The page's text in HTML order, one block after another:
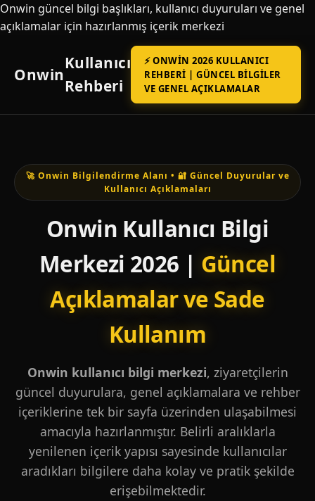
Onwin güncel bilgi başlıkları, kullanıcı duyuruları ve genel
açıklamalar için hazırlanmış içerik merkezi
Onwin
Kullanıcı
Rehberi
⚡ ONWIN 2026 KULLANICI
REHBERI | GÜNCEL BILGILER
VE GENEL AÇIKLAMALAR
🚀 Onwin Bilgilendirme Alanı • 🔐 Güncel Duyurular ve
Kullanıcı Açıklamaları
Onwin Kullanıcı Bilgi
Merkezi 2026 | Güncel
Açıklamalar ve Sade
Kullanım
Onwin kullanıcı bilgi merkezi, ziyaretçilerin
güncel duyurulara, genel açıklamalara ve rehber
içeriklerine tek bir sayfa üzerinden ulaşabilmesi
amacıyla hazırlanmıştır. Belirli aralıklarla
yenilenen içerik yapısı sayesinde kullanıcılar
aradıkları bilgilere daha kolay ve pratik şekilde
erişebilmektedir.